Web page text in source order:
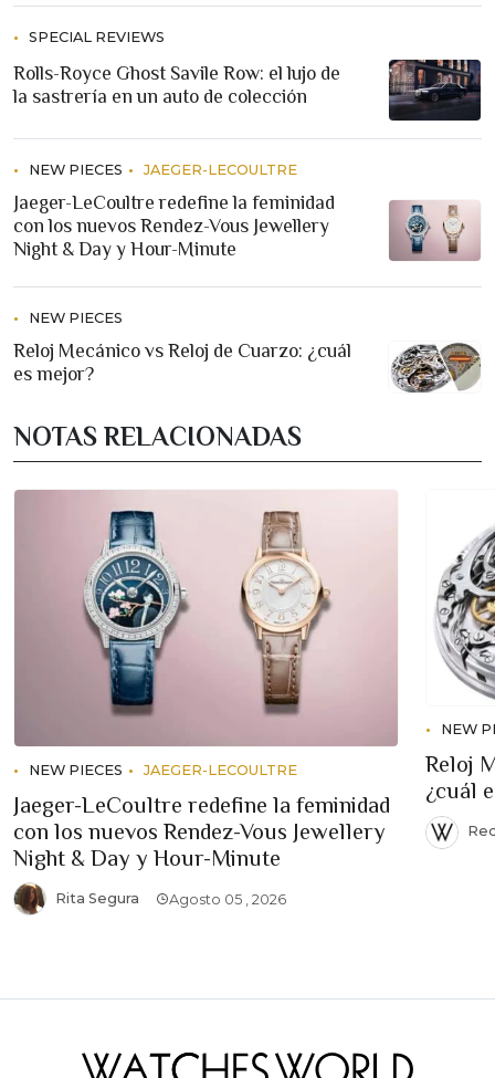
SPECIAL REVIEWS
Rolls-Royce Ghost Savile Row: el lujo de
la sastrería en un auto de colección
NEW PIECES JAEGER-LECOULTRE
Jaeger-LeCoultre redefine la feminidad
con los nuevos Rendez-Vous Jewellery
Night & Day y Hour-Minute
NEW PIECES
Reloj Mecánico vs Reloj de Cuarzo: ¿cuál
es mejor?
NOTAS RELACIONADAS
NEW PIECES JAEGER-LECOULTRE
Jaeger-LeCoultre redefine la feminidad
con los nuevos Rendez-Vous Jewellery
Night & Day y Hour-Minute
Rita Segura Agosto 05 , 2026
NEW
Reloj
¿cuál